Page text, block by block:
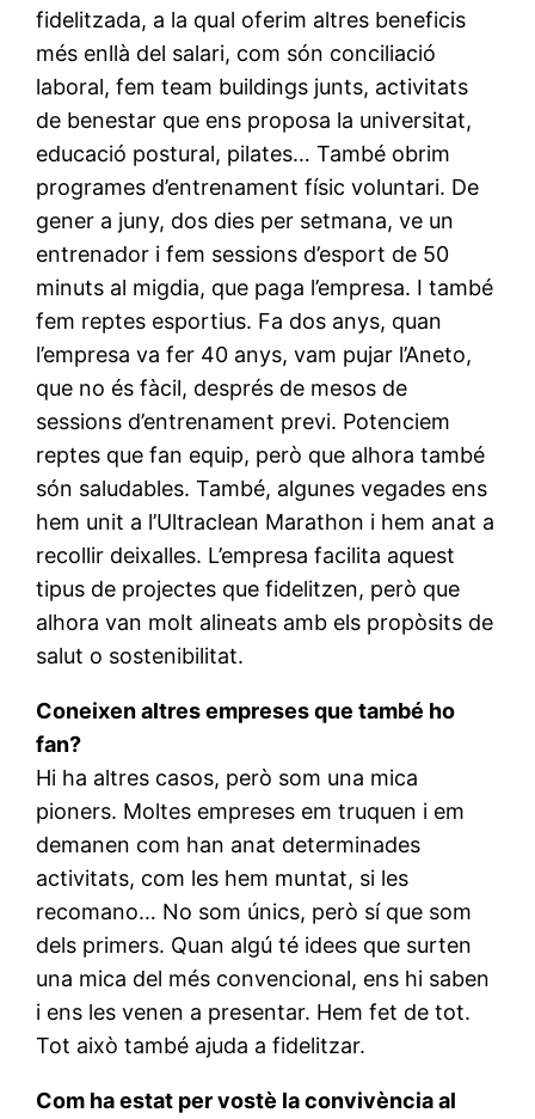
fidelitzada, a la qual oferim altres beneficis
més enllà del salari, com són conciliació
laboral, fem team buildings junts, activitats
de benestar que ens proposa la universitat,
educació postural, pilates… També obrim
programes d’entrenament físic voluntari. De
gener a juny, dos dies per setmana, ve un
entrenador i fem sessions d’esport de 50
minuts al migdia, que paga l’empresa. I també
fem reptes esportius. Fa dos anys, quan
l’empresa va fer 40 anys, vam pujar l’Aneto,
que no és fàcil, després de mesos de
sessions d’entrenament previ. Potenciem
reptes que fan equip, però que alhora també
són saludables. També, algunes vegades ens
hem unit a l’Ultraclean Marathon i hem anat a
recollir deixalles. L’empresa facilita aquest
tipus de projectes que fidelitzen, però que
alhora van molt alineats amb els propòsits de
salut o sostenibilitat.
Coneixen altres empreses que també ho
fan?
Hi ha altres casos, però som una mica
pioners. Moltes empreses em truquen i em
demanen com han anat determinades
activitats, com les hem muntat, si les
recomano… No som únics, però sí que som
dels primers. Quan algú té idees que surten
una mica del més convencional, ens hi saben
i ens les venen a presentar. Hem fet de tot.
Tot això també ajuda a fidelitzar.
Com ha estat per vostè la convivència al